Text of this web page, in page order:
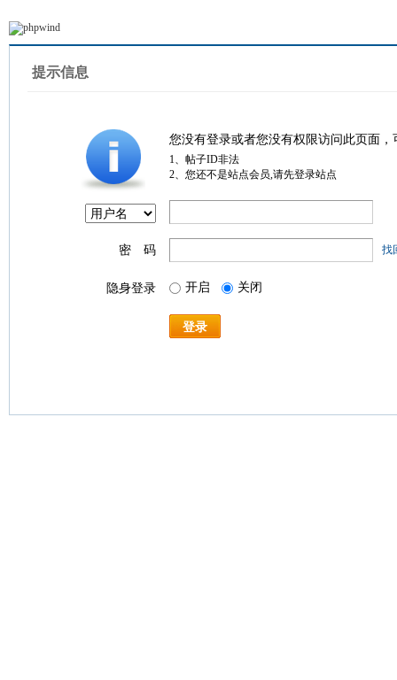
提示信息
您没有登录或者您没有权限访问此页面
1、帖子ID非法
2、您还不是站点会员,请先登录站点
密 码 找
隐身登录 开启 关闭
登录